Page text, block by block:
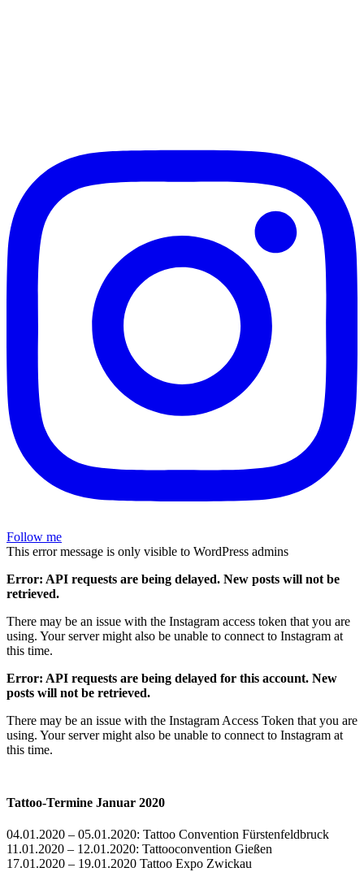
Follow me
This error message is only visible to WordPress admins
Error: API requests are being delayed. New posts will not be
retrieved.
There may be an issue with the Instagram access token that you are
using. Your server might also be unable to connect to Instagram at
this time.
Error: API requests are being delayed for this account. New
posts will not be retrieved.
There may be an issue with the Instagram Access Token that you are
using. Your server might also be unable to connect to Instagram at
this time.
Tattoo-Termine Januar 2020
04.01.2020 – 05.01.2020: Tattoo Convention Fürstenfeldbruck
11.01.2020 – 12.01.2020: Tattooconvention Gießen
17.01.2020 – 19.01.2020 Tattoo Expo Zwickau